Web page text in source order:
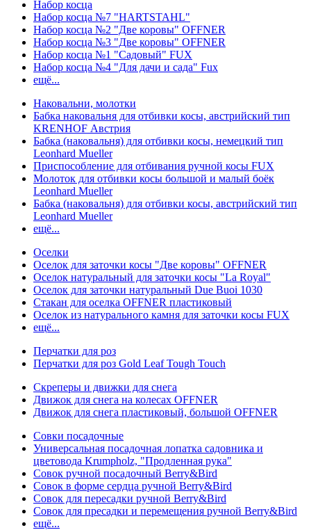
Набор косца
Набор косца №7 "HARTSTAHL"
Набор косца №2 "Две коровы" OFFNER
Набор косца №3 "Две коровы" OFFNER
Набор косца №1 "Садовый" FUX
Набор косца №4 "Для дачи и сада" Fux
ещё...
Наковальни, молотки
Бабка наковальня для отбивки косы, австрийский тип
KRENHOF Австрия
Бабка (наковальня) для отбивки косы, немецкий тип
Leonhard Mueller
Приспособление для отбивания ручной косы FUX
Молоток для отбивки косы большой и малый боёк
Leonhard Mueller
Бабка (наковальня) для отбивки косы, австрийский тип
Leonhard Mueller
ещё...
Оселки
Оселок для заточки косы "Две коровы" OFFNER
Оселок натуральный для заточки косы "La Royal"
Оселок для заточки натуральный Due Buoi 1030
Стакан для оселка OFFNER пластиковый
Оселок из натурального камня для заточки косы FUX
ещё...
Перчатки для роз
Перчатки для роз Gold Leaf Tough Touch
Скреперы и движки для снега
Движок для снега на колесах OFFNER
Движок для снега пластиковый, большой OFFNER
Совки посадочные
Универсальная посадочная лопатка садовника и
цветовода Krumpholz, "Продленная рука"
Совок ручной посадочный Berry&Bird
Совок в форме сердца ручной Berry&Bird
Совок для пересадки ручной Berry&Bird
Совок для пресадки и перемещения ручной Berry&Bird
ещё...